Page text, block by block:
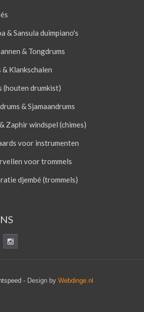
& Sansula duimpiano's
& Tongdrums
Klankschalen
(houten drumkist)
& Sjamaandrums
Zaphir windspel (chimes)
voor instrumenten
voor trommels
djembé (trommels)
- Design by Webdinge.nl